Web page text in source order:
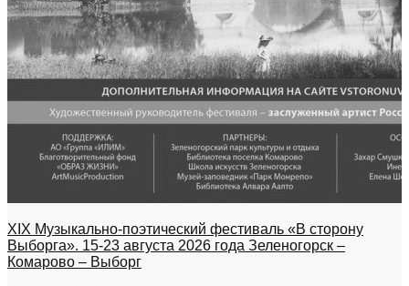
XIX Музыкально-поэтический фестиваль «В сторону
Выборга». 15-23 августа 2026 года Зеленогорск –
Комарово – Выборг